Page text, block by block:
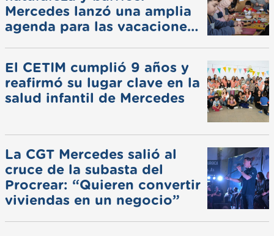
Mercedes lanzó una amplia
agenda para las vacaciones
El CETIM cumplió 9 años y
reafirmó su lugar clave en la
salud infantil de Mercedes
La CGT Mercedes salió al
cruce de la subasta del
Procrear: “Quieren convertir
viviendas en un negocio”